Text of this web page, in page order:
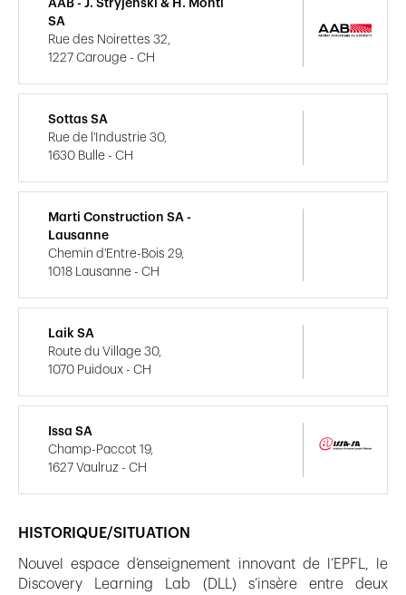
HISTORIQUE/SITUATION
Nouvel espace d’enseignement innovant de l’EPFL, le
Discovery Learning Lab (DLL) s’insère entre deux
AAB - J. Stryjenski & H. Monti
SA
Rue des Noirettes 32,
1227 Carouge - CH
Sottas SA
Rue de l'Industrie 30,
1630 Bulle - CH
Marti Construction SA -
Lausanne
Chemin d'Entre-Bois 29,
1018 Lausanne - CH
Laik SA
Route du Village 30,
1070 Puidoux - CH
Issa SA
Champ-Paccot 19,
1627 Vaulruz - CH